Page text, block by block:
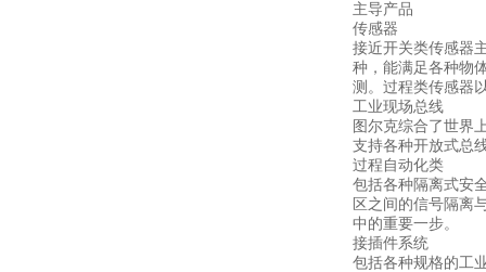
主导产品
传感器
接近开关类传感器
种，能满足各种物
测。过程类传感器
工业现场总线
图尔克综合了世界
支持各种开放式总
过程自动化类
包括各种隔离式安
区之间的信号隔离
中的重要一步。
接插件系统
包括各种规格的工